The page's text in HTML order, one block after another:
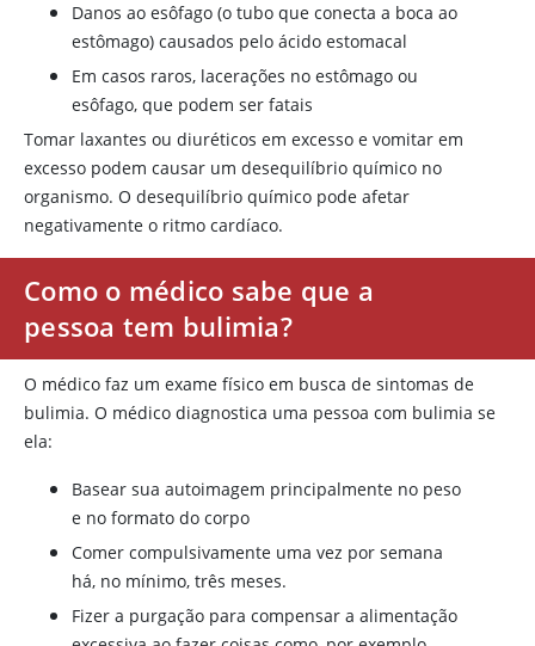
Danos ao esôfago (o tubo que conecta a boca ao
estômago) causados pelo ácido estomacal
Em casos raros, lacerações no estômago ou
esôfago, que podem ser fatais
Tomar laxantes ou diuréticos em excesso e vomitar em
excesso podem causar um desequilíbrio químico no
organismo. O desequilíbrio químico pode afetar
negativamente o ritmo cardíaco.
Como o médico sabe que a
pessoa tem bulimia?
O médico faz um exame físico em busca de sintomas de
bulimia. O médico diagnostica uma pessoa com bulimia se
ela:
Basear sua autoimagem principalmente no peso
e no formato do corpo
Comer compulsivamente uma vez por semana
há, no mínimo, três meses.
Fizer a purgação para compensar a alimentação